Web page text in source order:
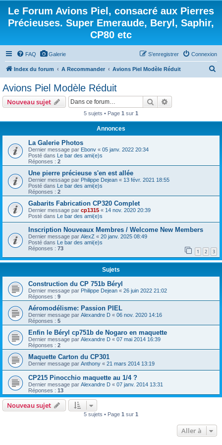
Le Forum Avions Piel, consacré aux Pierres
Précieuses. Super Emeraude, Beryl, Saphir,
CP80 etc
FAQ Galerie Connexion
S’enregistrer
Index du forum A Recommander Avions Piel Modèle Réduit
Avions Piel Modèle Réduit
Nouveau sujet Rechercher
5 sujets • Page 1 sur 1
Annonces
La Galerie Photos
Dernier message par Ebonv « 05 janv. 2022 20:34
Posté dans Le bar des ami(e)s
Réponses : 2
Une pierre précieuse s'en est allée
Dernier message par Philippe Dejean « 13 févr. 2021 18:55
Posté dans Le bar des ami(e)s
Réponses : 2
Gabarits Fabrication CP320 Complet
Dernier message par cp1315 « 14 nov. 2020 20:39
Posté dans Le bar des ami(e)s
Inscription Nouveaux Membres / Welcome New Members
Dernier message par AlexZ « 20 janv. 2025 08:49
Posté dans Le bar des ami(e)s
Réponses : 73 1 2 3
Sujets
Construction du CP 751b Béryl
Dernier message par Philippe Dejean « 26 juin 2022 21:02
Réponses : 9
Aéromodélisme: Passion PIEL
Dernier message par Alexandre D « 06 nov. 2020 14:16
Réponses : 5
Enfin le Béryl cp751b de Nogaro en maquette
Dernier message par Alexandre D « 07 mai 2014 16:39
Réponses : 2
Maquette Carton du CP301
Dernier message par Anthony « 21 mars 2014 13:19
CP215 Pinocchio maquette au 1/4 ?
Dernier message par Alexandre D « 07 janv. 2014 13:31
Réponses : 13
Nouveau sujet
5 sujets • Page 1 sur 1
Aller à